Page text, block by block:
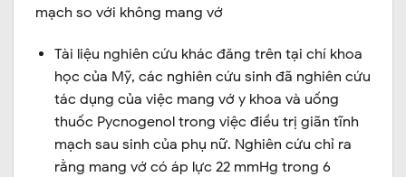
mạch so với không mang vớ
Tài liệu nghiên cứu khác đăng trên tại chí khoa
học của Mỹ, các nghiên cứu sinh đã nghiên cứu
tác dụng của việc mang vớ y khoa và uống
thuốc Pycnogenol trong việc điều trị giãn tĩnh
mạch sau sinh của phụ nữ. Nghiên cứu chỉ ra
rằng mang vớ có áp lực 22 mmHg trong 6